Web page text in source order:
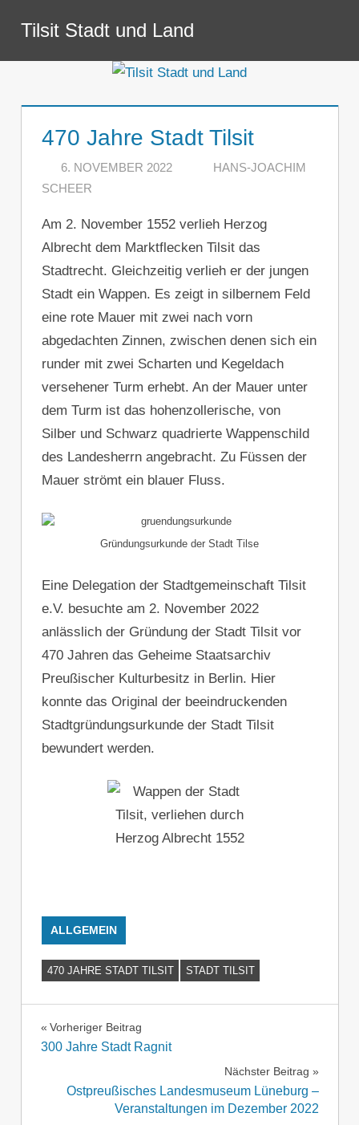
Inhalt
springen
Tilsit Stadt und Land
470 Jahre Stadt Tilsit
6. NOVEMBER 2022
HANS-JOACHIM
SCHEER
Am 2. November 1552 verlieh Herzog
Albrecht dem Marktflecken Tilsit das
Stadtrecht. Gleichzeitig verlieh er der jungen
Stadt ein Wappen. Es zeigt in silbernem Feld
eine rote Mauer mit zwei nach vorn
abgedachten Zinnen, zwischen denen sich ein
runder mit zwei Scharten und Kegeldach
versehener Turm erhebt. An der Mauer unter
dem Turm ist das hohenzollerische, von
Silber und Schwarz quadrierte Wappenschild
des Landesherrn angebracht. Zu Füssen der
Mauer strömt ein blauer Fluss.
Gründungsurkunde der Stadt Tilse
Eine Delegation der Stadtgemeinschaft Tilsit
e.V. besuchte am 2. November 2022
anlässlich der Gründung der Stadt Tilsit vor
470 Jahren das Geheime Staatsarchiv
Preußischer Kulturbesitz in Berlin. Hier
konnte das Original der beeindruckenden
Stadtgründungsurkunde der Stadt Tilsit
bewundert werden.
ALLGEMEIN
470 JAHRE STADT TILSIT STADT TILSIT
Beitragsnavigation
Vorheriger Beitrag
300 Jahre Stadt Ragnit
Nächster Beitrag
Ostpreußisches Landesmuseum Lüneburg –
Veranstaltungen im Dezember 2022